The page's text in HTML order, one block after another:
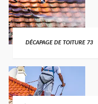
DÉCAPAGE DE TOITURE 73